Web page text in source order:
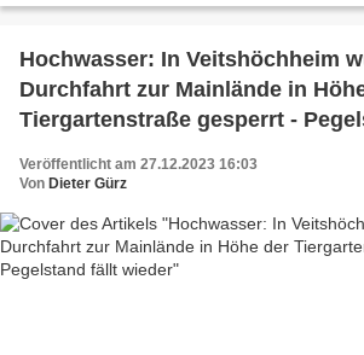
Hochwasser: In Veitshöchheim
Durchfahrt zur Mainlände in
Tiergartenstraße gesperrt -
Veröffentlicht am 27.12.2023 16:03
Von Dieter Gürz